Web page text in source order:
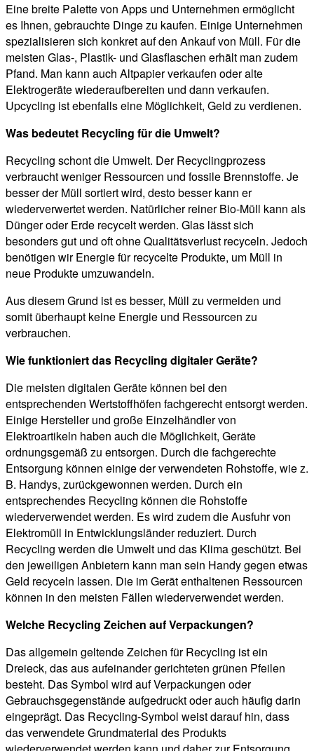
Eine breite Palette von Apps und Unternehmen ermöglicht
es Ihnen, gebrauchte Dinge zu kaufen. Einige Unternehmen
spezialisieren sich konkret auf den Ankauf von Müll. Für die
meisten Glas-, Plastik- und Glasflaschen erhält man zudem
Pfand. Man kann auch Altpapier verkaufen oder alte
Elektrogeräte wiederaufbereiten und dann verkaufen.
Upcycling ist ebenfalls eine Möglichkeit, Geld zu verdienen.
Was bedeutet Recycling für die Umwelt?
Recycling schont die Umwelt. Der Recyclingprozess
verbraucht weniger Ressourcen und fossile Brennstoffe. Je
besser der Müll sortiert wird, desto besser kann er
wiederverwertet werden. Natürlicher reiner Bio-Müll kann als
Dünger oder Erde recycelt werden. Glas lässt sich
besonders gut und oft ohne Qualitätsverlust recyceln. Jedoch
benötigen wir Energie für recycelte Produkte, um Müll in
neue Produkte umzuwandeln.
Aus diesem Grund ist es besser, Müll zu vermeiden und
somit überhaupt keine Energie und Ressourcen zu
verbrauchen.
Wie funktioniert das Recycling digitaler Geräte?
Die meisten digitalen Geräte können bei den
entsprechenden Wertstoffhöfen fachgerecht entsorgt werden.
Einige Hersteller und große Einzelhändler von
Elektroartikeln haben auch die Möglichkeit, Geräte
ordnungsgemäß zu entsorgen. Durch die fachgerechte
Entsorgung können einige der verwendeten Rohstoffe, wie z.
B. Handys, zurückgewonnen werden. Durch ein
entsprechendes Recycling können die Rohstoffe
wiederverwendet werden. Es wird zudem die Ausfuhr von
Elektromüll in Entwicklungsländer reduziert. Durch
Recycling werden die Umwelt und das Klima geschützt. Bei
den jeweiligen Anbietern kann man sein Handy gegen etwas
Geld recyceln lassen. Die im Gerät enthaltenen Ressourcen
können in den meisten Fällen wiederverwendet werden.
Welche Recycling Zeichen auf Verpackungen?
Das allgemein geltende Zeichen für Recycling ist ein
Dreieck, das aus aufeinander gerichteten grünen Pfeilen
besteht. Das Symbol wird auf Verpackungen oder
Gebrauchsgegenstände aufgedruckt oder auch häufig darin
eingeprägt. Das Recycling-Symbol weist darauf hin, dass
das verwendete Grundmaterial des Produkts